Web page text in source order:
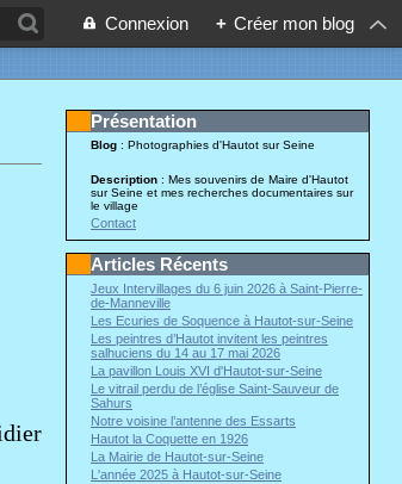
Connexion + Créer mon blog
Présentation
Blog : Photographies d'Hautot sur Seine
Description: Mes souvenirs de Maire d'Hautot
sur Seine et mes recherches documentaires sur
le village
Contact
Articles Récents
Jeux Intervillages du 6 juin 2026 à Saint-Pierre-
de-Manneville
Les Ecuries de Soquence à Hautot-sur-Seine
Les peintres d’Hautot invitent les peintres
salhuciens du 14 au 17 mai 2026
La pavillon Louis XVI d'Hautot-sur-Seine
Le vitrail perdu de l’église Saint-Sauveur de
Sahurs
Notre voisine l’antenne des Essarts
Hautot la Coquette en 1926
La Mairie de Hautot-sur-Seine
L'année 2025 à Hautot-sur-Seine